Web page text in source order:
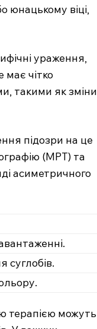
юнацькому віці,
ураження,
має чітко
такими як зміни
підозри на це
(МРТ) та
асиметричного
суглобів.
терапією можуть